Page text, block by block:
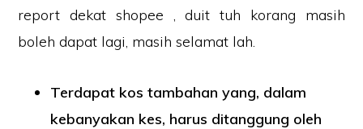
report dekat shopee , duit tuh korang masih
boleh dapat lagi, masih selamat lah.
Terdapat kos tambahan yang, dalam
kebanyakan kes, harus ditanggung oleh